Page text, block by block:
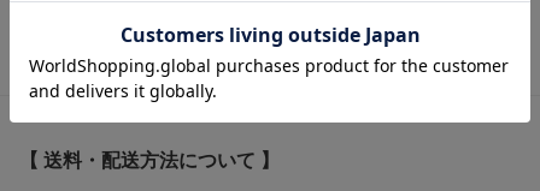
【 送料・配送方法について 】